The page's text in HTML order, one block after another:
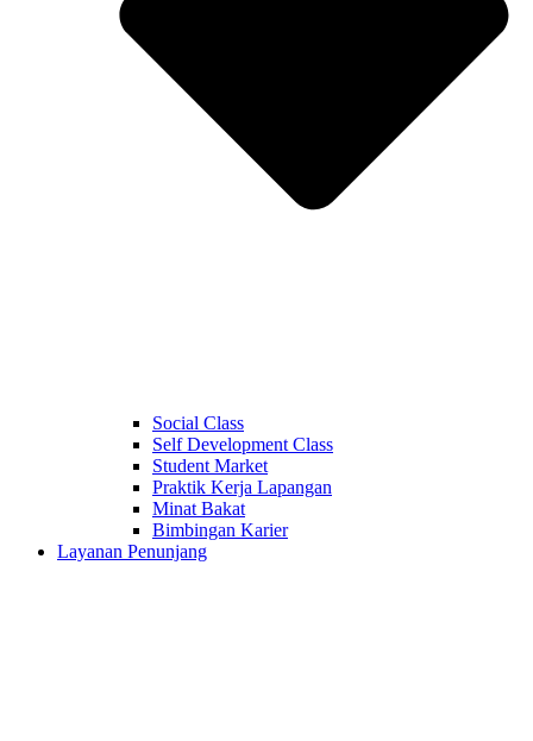
Social Class
Self Development Class
Student Market
Praktik Kerja Lapangan
Minat Bakat
Bimbingan Karier
Layanan Penunjang